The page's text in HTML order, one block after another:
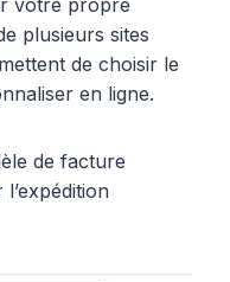
votre propre
plusieurs sites
de choisir le
en ligne.
de facture